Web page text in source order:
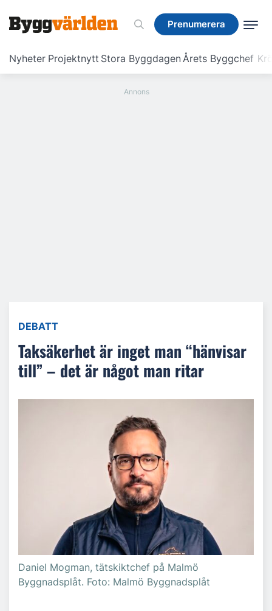
Prenumerera
Nyheter Projektnytt Stora ByggdagenÅrets Byggchef
Prenumerera
DEBATT
Taksäkerhet är inget man “hänvisar
till” – det är något man ritar
Daniel Mogman, tätskiktchef på Malmö
Byggnadsplåt. Foto: Malmö Byggnadsplåt